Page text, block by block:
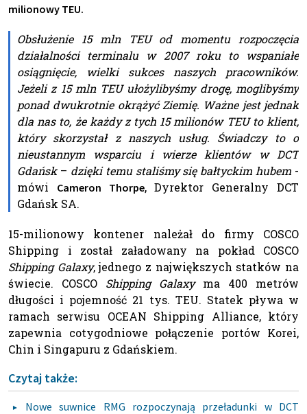
milionowy TEU.
Obsłużenie 15 mln TEU od momentu rozpoczęcia
działalności terminalu w 2007 roku to wspaniałe
osiągnięcie, wielki sukces naszych pracowników.
Jeżeli z 15 mln TEU ułożylibyśmy drogę, moglibyśmy
ponad dwukrotnie okrążyć Ziemię. Ważne jest jednak
dla nas to, że każdy z tych 15 milionów TEU to klient,
który skorzystał z naszych usług. Świadczy to o
nieustannym wsparciu i wierze klientów w DCT
Gdańsk– dzięki temu staliśmy się bałtyckim hubem -
mówi Cameron Thorpe, Dyrektor Generalny DCT
Gdańsk SA.
15-milionowy kontener należał do firmy COSCO
Shipping i został załadowany na pokład COSCO
Shipping Galaxy, jednego z największych statków na
świecie. COSCO Shipping Galaxyma 400 metrów
długości i pojemność 21 tys. TEU. Statek pływa w
ramach serwisu OCEAN Shipping Alliance, który
zapewnia cotygodniowe połączenie portów Korei,
Chin i Singapuru z Gdańskiem.
Czytaj także:
Nowe suwnice RMG rozpoczynają przeładunki w DCT